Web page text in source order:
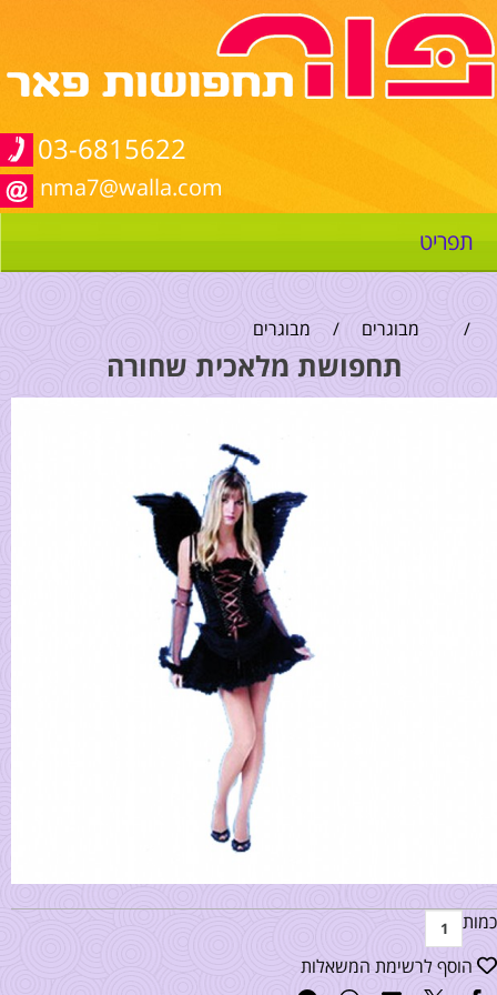
03-6815622
nma7@walla.com
תפריט
/ מבוגרים / מבוגרים
תחפושת מלאכית שחורה
כמות
הוסף לרשימת המשאלות